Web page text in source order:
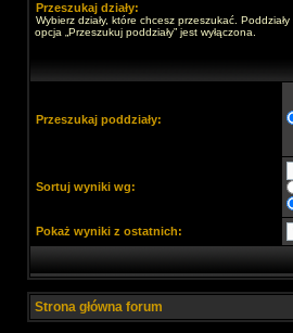
Przeszukaj działy:
Wybierz działy, które chcesz przeszukać.
opcja „Przeszukuj poddziały” jest wyłączona.
Przeszukaj poddziały:
Sortuj wyniki wg:
Pokaż wyniki z ostatnich:
Strona główna forum